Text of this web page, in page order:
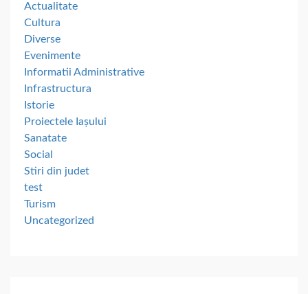
Actualitate
Cultura
Diverse
Evenimente
Informatii Administrative
Infrastructura
Istorie
Proiectele Iașului
Sanatate
Social
Stiri din judet
test
Turism
Uncategorized